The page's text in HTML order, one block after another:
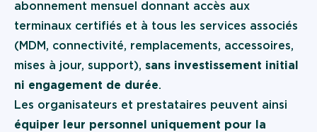
abonnement mensuel donnant accès aux
terminaux certifiés et à tous les services associés
( MDM , connectivité, remplacements, accessoires,
mises à jour, support), sans investissement initial
ni engagement de durée.
Les organisateurs et prestataires peuvent ainsi
équiper leur personnel uniquement pour la